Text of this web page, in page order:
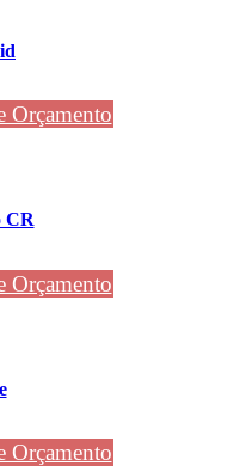
Orçamento
CR
Orçamento
Orçamento